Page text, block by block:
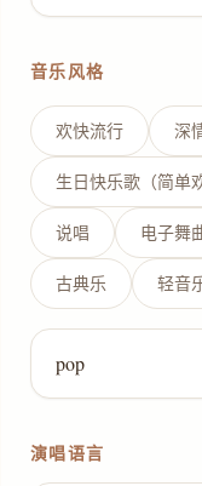
音乐风格
欢快流行 深
生日快乐歌（简单
说唱 电子舞
古典乐 轻音
演唱语言